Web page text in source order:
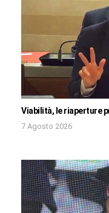
Viabilità, le riaperture
7 Agosto 2026